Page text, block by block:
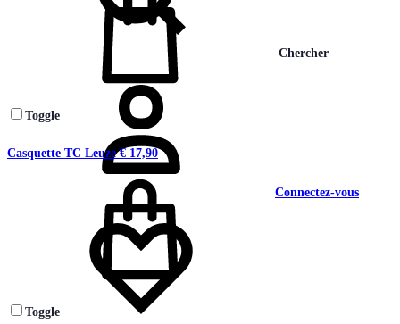
Chercher
Connectez-vous
Toggle
Casquette TC Leuze€ 17,90
Toggle